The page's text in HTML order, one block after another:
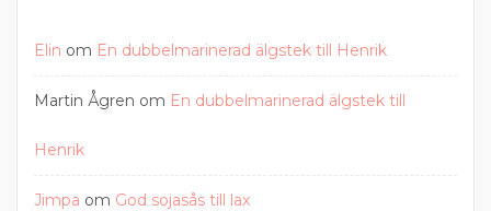
Elin om En dubbelmarinerad älgstek till Henrik
Martin Ågren om En dubbelmarinerad älgstek till
Henrik
Jimpa om God sojasås till lax